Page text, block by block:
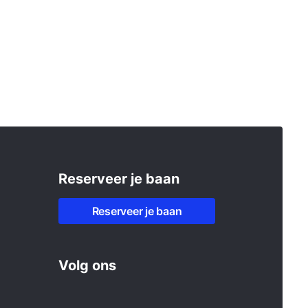
Reserveer je baan
Reserveer je baan
Volg ons